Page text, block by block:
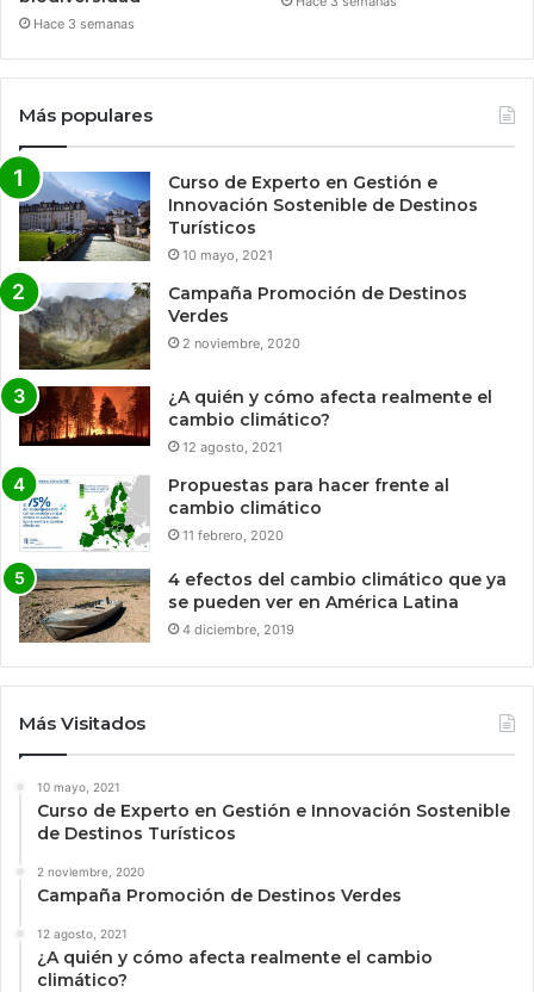
Hace 3 semanas
Más populares
Curso de Experto en Gestión e
Innovación Sostenible de Destinos
Turísticos
10 mayo, 2021
Campaña Promoción de Destinos
Verdes
2 noviembre, 2020
¿A quién y cómo afecta realmente el
cambio climático?
12 agosto, 2021
Propuestas para hacer frente al
cambio climático
11 febrero, 2020
4 efectos del cambio climático que ya
se pueden ver en América Latina
4 diciembre, 2019
Más Visitados
10 mayo, 2021
Curso de Experto en Gestión e Innovación Sostenible
de Destinos Turísticos
2 noviembre, 2020
Campaña Promoción de Destinos Verdes
12 agosto, 2021
¿A quién y cómo afecta realmente el cambio
climático?